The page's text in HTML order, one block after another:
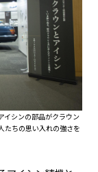
イシンの部品がクラウン
たちの思い入れの強さを